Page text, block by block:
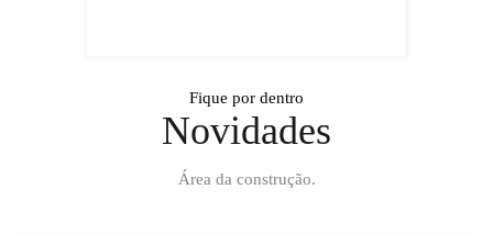
Fique por dentro
Novidades
Área da construção.